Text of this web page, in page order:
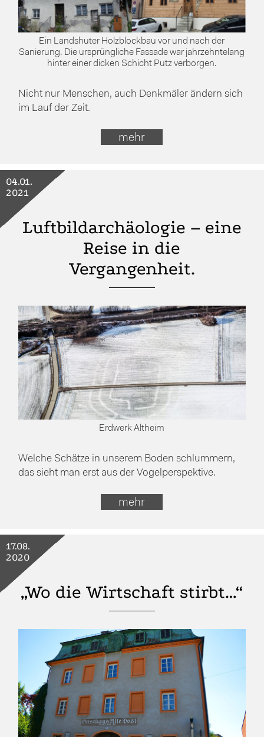
Ein Landshuter Holzblockbau vor und nach der
Sanierung. Die ursprüngliche Fassade war jahrzehntelang
hinter einer dicken Schicht Putz verborgen.
Nicht nur Menschen, auch Denkmäler ändern sich
im Lauf der Zeit.
mehr
Luftbildarchäologie – eine
Reise in die
Vergangenheit.
04.01.
2021
Erdwerk Altheim
Welche Schätze in unserem Boden schlummern,
das sieht man erst aus der Vogelperspektive.
mehr
„Wo die Wirtschaft stirbt…“
17.08.
2020